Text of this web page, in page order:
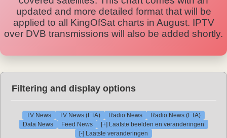
updated and more detailed format that will be
applied to all KingOfSat charts in August. IPTV
over DVB transmissions will also be added shortly.
Filtering and display options
TV News TV News (FTA) Radio News
Radio News (FTA)
Data News
Feed News
[+] Laatste beelden en veranderingen
[-] Laatste veranderingen